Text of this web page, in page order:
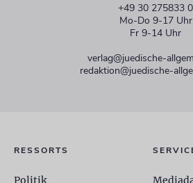
+49 30 275833 0
Mo-Do 9-17 Uhr
Fr 9-14 Uhr
verlag@juedische-
redaktion@juedische-
RESSORTS
Politik